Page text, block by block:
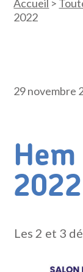
Accueil >
2022
29 novembre
Hem
2022
Les 2 et 3